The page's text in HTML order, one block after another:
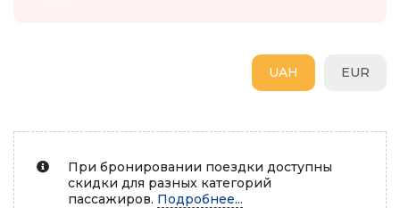
EUR
UAH
При бронировании поездки доступны
скидки для разных категорий
пассажиров. Подробнее...